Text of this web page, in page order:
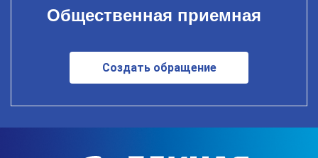
Общественная приемная
Создать обращение